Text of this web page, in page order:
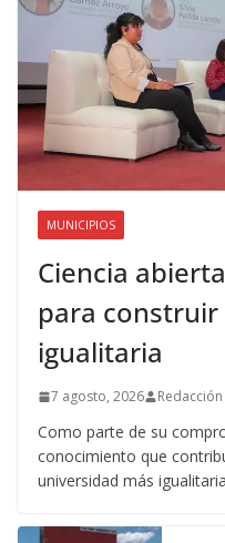
MUNICIPIOS
Ciencia
para construir
igualitaria
7 agosto, 2026
Como parte de su
conocimiento que
universidad más